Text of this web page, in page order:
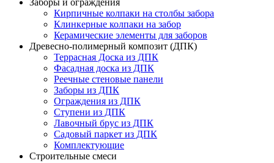
Заборы и ограждения
Кирпичные колпаки на столбы забора
Клинкерные колпаки на забор
Керамические элементы для заборов
Древесно-полимерный композит (ДПК)
Террасная Доска из ДПК
Фасадная доска из ДПК
Реечные стеновые панели
Заборы из ДПК
Ограждения из ДПК
Ступени из ДПК
Лавочный брус из ДПК
Садовый паркет из ДПК
Комплектующие
Строительные смеси